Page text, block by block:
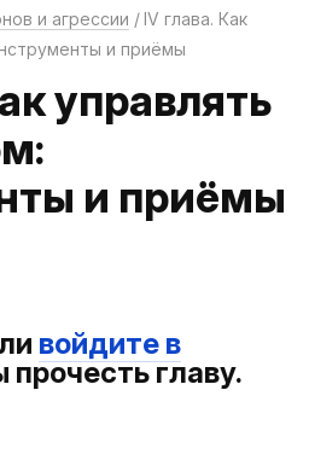
и агрессии
IV глава. Как
и приёмы
управлять
и приёмы
войдите в
прочесть главу.